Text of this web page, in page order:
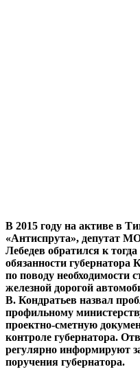
В 2015 году на активе в
«Антиспрута», депутат
Лебедев обратился к
обязанности
по поводу необходимости
железной дорогой
В. Кондратьев назвал
профильному
проектно-сметную
контроле губернатора.
регулярно информируют
поручения губернатора.